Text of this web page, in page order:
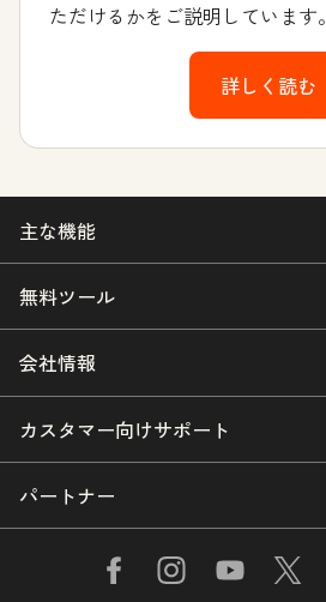
ただけるかをご説明しています。
詳しく読む
主な機能
無料ツール
会社情報
カスタマー向けサポート
パートナー